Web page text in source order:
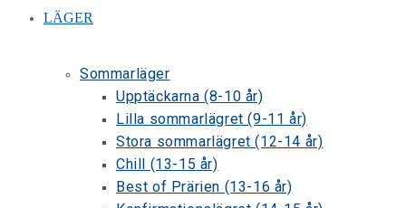
LÄGER
Sommarläger
Upptäckarna (8-10 år)
Lilla sommarlägret (9-11 år)
Stora sommarlägret (12-14 år)
Chill (13-15 år)
Best of Prärien (13-16 år)